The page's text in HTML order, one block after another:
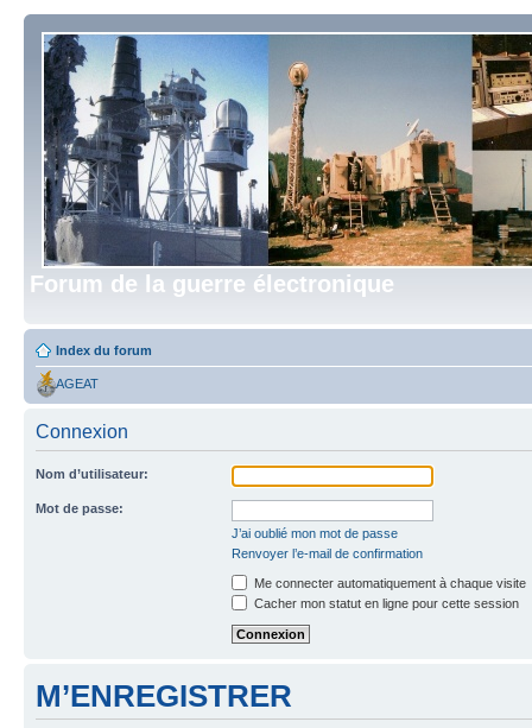
Forum de la guerre électronique
Index du forum
AGEAT
Connexion
Nom d’utilisateur:
Mot de passe:
J’ai oublié mon mot de passe
Renvoyer l’e-mail de confirmation
Me connecter automatiquement à chaque visite
Cacher mon statut en ligne pour cette session
M’ENREGISTRER